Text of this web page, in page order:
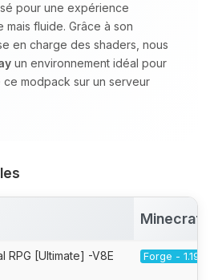
pour une expérience
fluide. Grâce à son
en charge des shaders, nous
un environnement idéal pour
modpack sur un serveur
Minecraft
RPG [Ultimate] -V8E Forge - 1.19.2